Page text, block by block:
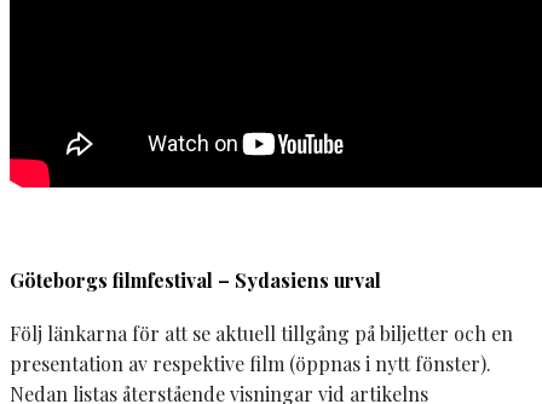
Göteborgs filmfestival – Sydasiens urval
Följ länkarna för att se aktuell tillgång på biljetter och en
presentation av respektive film (öppnas i nytt fönster).
Nedan listas återstående visningar vid artikelns